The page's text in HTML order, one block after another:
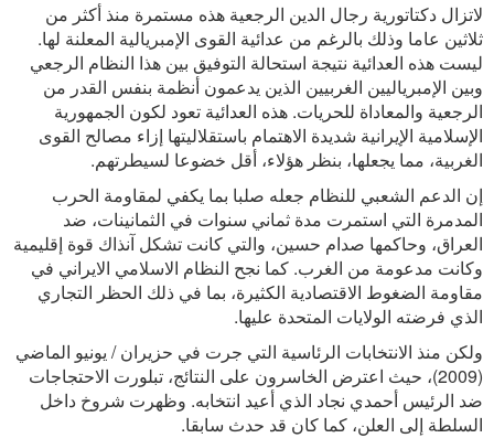
لاتزال دكتاتورية رجال الدين الرجعية هذه مستمرة منذ أكثر من
ثلاثين عاما وذلك بالرغم من عدائية القوى الإمبريالية المعلنة لها.
ليست هذه العدائية نتيجة استحالة التوفيق بين هذا النظام الرجعي
وبين الإمبرياليين الغربيين الذين يدعمون أنظمة بنفس القدر من
الرجعية والمعاداة للحريات. هذه العدائية تعود لكون الجمهورية
الإسلامية الإيرانية شديدة الاهتمام باستقلاليتها إزاء مصالح القوى
الغربية، مما يجعلها، بنظر هؤلاء، أقل خضوعا لسيطرتهم.
إن الدعم الشعبي للنظام جعله صلبا بما يكفي لمقاومة الحرب
المدمرة التي استمرت مدة ثماني سنوات في الثمانينات، ضد
العراق، وحاكمها صدام حسين، والتي كانت تشكل آنذاك قوة إقليمية
وكانت مدعومة من الغرب. كما نجح النظام الاسلامي الايراني في
مقاومة الضغوط الاقتصادية الكثيرة، بما في ذلك الحظر التجاري
الذي فرضته الولايات المتحدة عليها.
ولكن منذ الانتخابات الرئاسية التي جرت في حزيران / يونيو الماضي
(2009)، حيث اعترض الخاسرون على النتائج، تبلورت الاحتجاجات
ضد الرئيس أحمدي نجاد الذي أعيد انتخابه. وظهرت شروخ داخل
السلطة إلى العلن، كما كان قد حدث سابقا.